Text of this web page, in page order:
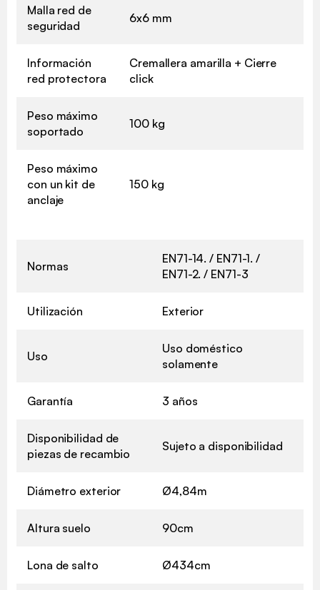
Malla red de
seguridad
6x6 mm
Información
red protectora
Cremallera amarilla + Cierre
click
Peso máximo
soportado
100 kg
Peso máximo
con un kit de
anclaje
150 kg
Normas
EN71-14. / EN71-1. /
EN71-2. / EN71-3
Utilización Exterior
Uso
Uso doméstico
solamente
Garantía 3 años
Disponibilidad de
piezas de recambio
Sujeto a disponibilidad
Diámetro exterior Ø4,84m
Altura suelo 90cm
Lona de salto Ø434cm